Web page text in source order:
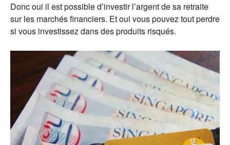
Donc oui il est possible d’investir l’argent de sa retraite
sur les marchés financiers. Et oui vous pouvez tout perdre
si vous investissez dans des produits risqués.